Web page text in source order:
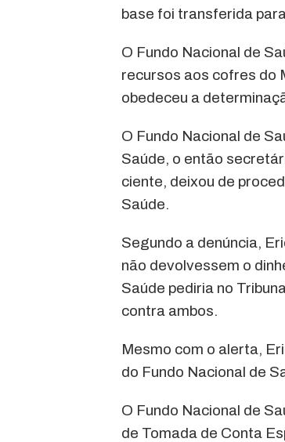
base foi transferida
O Fundo Nacional de
recursos aos cofres do
obedeceu a
O Fundo Nacional de
Saúde, o então
ciente, deixou de
Saúde.
Segundo a denúncia,
não devolvessem o
Saúde pediria no
contra ambos.
Mesmo com o alerta,
do Fundo Nacional de
O Fundo Nacional de
de Tomada de Conta